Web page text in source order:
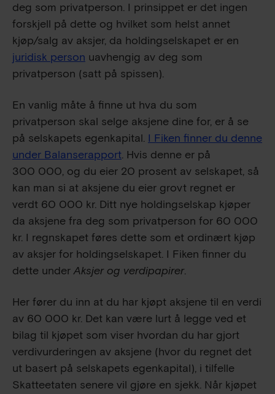
deg som privatperson. I prinsippet er det ingen
forskjell på dette og hvilket som helst annet
kjøp/salg av aksjer, da holdingselskapet er en
juridisk person uavhengig av deg som
privatperson (satt på spissen).
En vanlig måte å finne ut hva du som
privatperson skal selge aksjene dine for, er å se
på selskapets egenkapital. I Fiken finner du denne
under Balanserapport. Hvis denne er på
300 000, og du eier 20 prosent av selskapet, så
kan man si at aksjene du eier grovt regnet er
verdt 60 000 kr. Ditt nye holdingselskap kjøper
da aksjene fra deg som privatperson for 60 000
kr. I regnskapet føres dette som et ordinært kjøp
av aksjer for holdingselskapet. I Fiken finner du
dette underAksjer og verdipapirer.
Her fører du inn at du har kjøpt aksjene til en verdi
av 60 000 kr. Det kan være lurt å legge ved et
bilag til kjøpet som viser hvordan du har gjort
verdivurderingen av aksjene (hvor du regnet det
ut basert på selskapets egenkapital), i tilfelle
Skatteetaten senere vil gjøre en sjekk. Når kjøpet